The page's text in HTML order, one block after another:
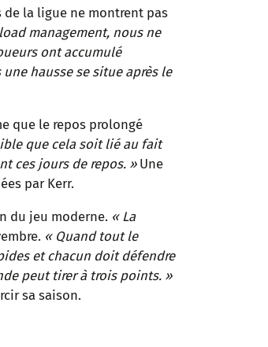
de la ligue ne montrent pas
management, nous ne
ont accumulé
hausse se situe après le
que le repos prolongé
que cela soit lié au fait
ces jours de repos. »Une
par Kerr.
du jeu moderne. « La
« Quand tout le
et chacun doit défendre
peut tirer à trois points. »
sa saison.